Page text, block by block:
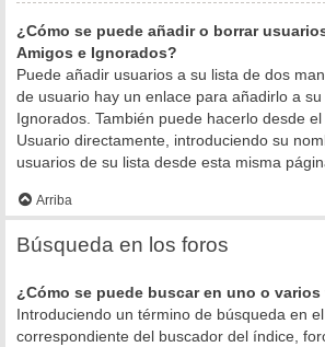
¿Cómo se puede añadir o borrar
Amigos e Ignorados?
Puede añadir usuarios a su lista de dos
de usuario hay un enlace para añadirlo a
Ignorados. También puede hacerlo desde
Usuario directamente, introduciendo su
usuarios de su lista desde esta misma
Arriba
Búsqueda en los foros
¿Cómo se puede buscar en uno o
Introduciendo un término de búsqueda en
correspondiente del buscador del índice,